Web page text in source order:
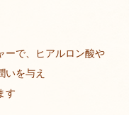
ーで、ヒアルロン酸や
いを与え
す